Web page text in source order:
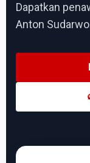
Dapatkan
Anton